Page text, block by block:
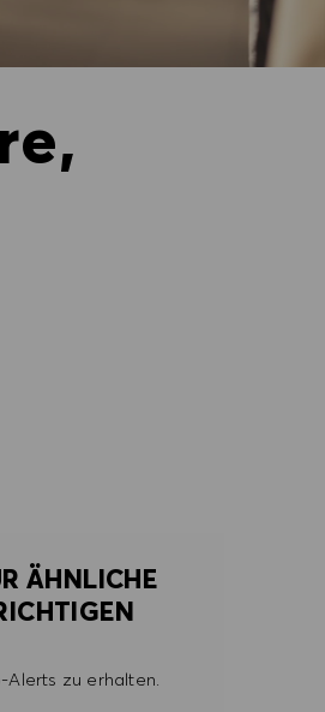
ÄHNLICHE
zu erhalten.